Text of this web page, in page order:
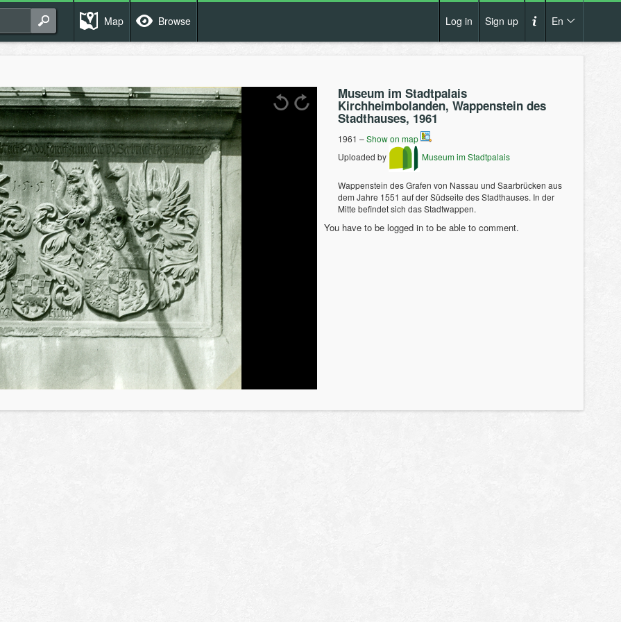
Map Browse Log in Sign up En
Terms and conditions
Museum im Stadtpalais
Kirchheimbolanden, Wappenstein des
Stadthauses, 1961
1961 –Show on map
Uploaded by
Museum im Stadtpalais
Wappenstein des Grafen von Nassau und Saarbrücken aus
dem Jahre 1551 auf der Südseite des Stadthauses. In der
Mitte befindet sich das Stadtwappen.
You have to be logged in to be able to comment.